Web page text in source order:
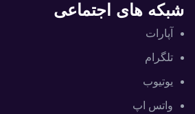
شبکه های اجتماعی
آپارات
تلگرام
یوتیوب
واتس اپ